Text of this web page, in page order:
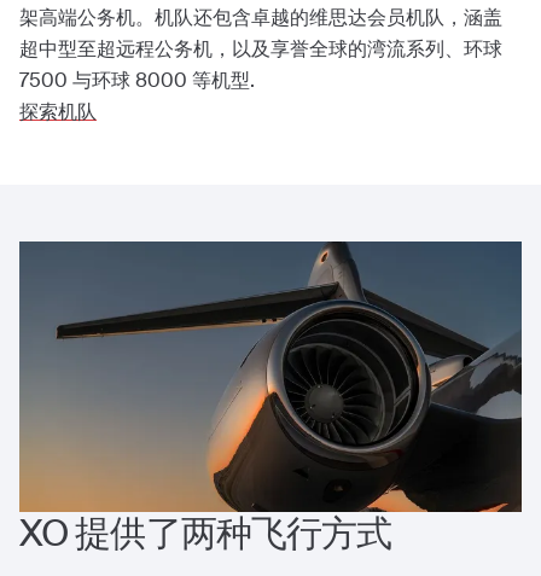
架高端公务机。机队还包含卓越的维思达会员机队，涵盖
超中型至超远程公务机，以及享誉全球的湾流系列、环球
7500 与环球 8000 等机型.
探索机队
XO 提供了两种飞行方式